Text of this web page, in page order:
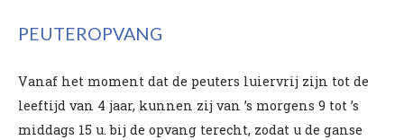
PEUTEROPVANG
Vanaf het moment dat de peuters luiervrij zijn tot de
leeftijd van 4 jaar, kunnen zij van ’s morgens 9 tot ’s
middags 15 u. bij de opvang terecht, zodat u de ganse